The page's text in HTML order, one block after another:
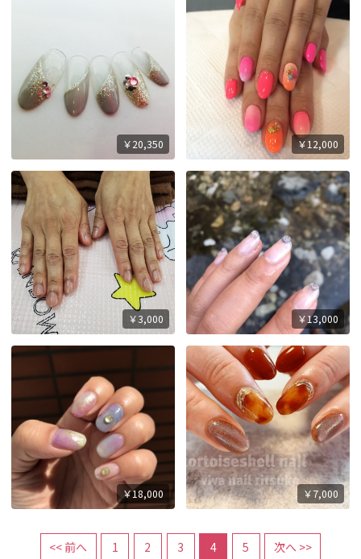
￥20,350 ￥12,000
￥3,000 ￥13,000
￥18,000 ￥7,000
<< 前へ 1 2 3 4 5 次へ >>